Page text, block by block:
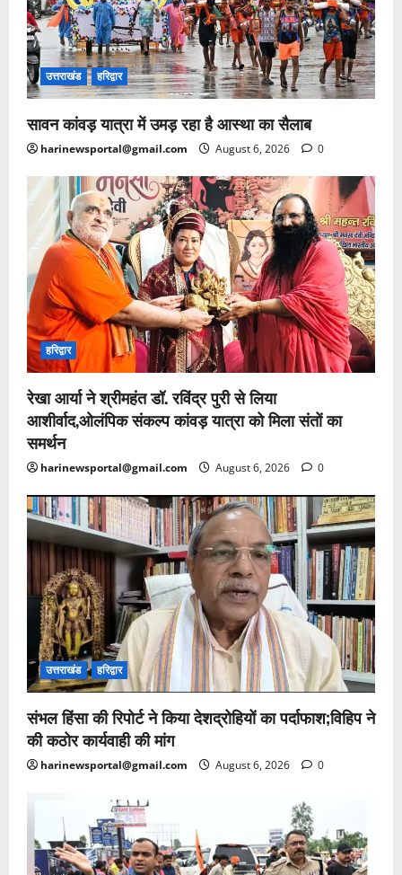
उत्तराखंड हरिद्वार
सावन कांवड़ यात्रा में उमड़ रहा है आस्था का सैलाब
harinewsportal@gmail.com August 6, 2026 0
हरिद्वार
रेखा आर्या ने श्रीमहंत डॉ. रविंद्र पुरी से लिया
आशीर्वाद,ओलंपिक संकल्प कांवड़ यात्रा को मिला संतों का
समर्थन
harinewsportal@gmail.com August 6, 2026 0
उत्तराखंड हरिद्वार
संभल हिंसा की रिपोर्ट ने किया देशद्रोहियों का पर्दाफाश;विहिप ने
की कठोर कार्यवाही की मांग
harinewsportal@gmail.com August 6, 2026 0